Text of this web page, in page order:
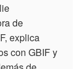
de
explica
con GBIF y